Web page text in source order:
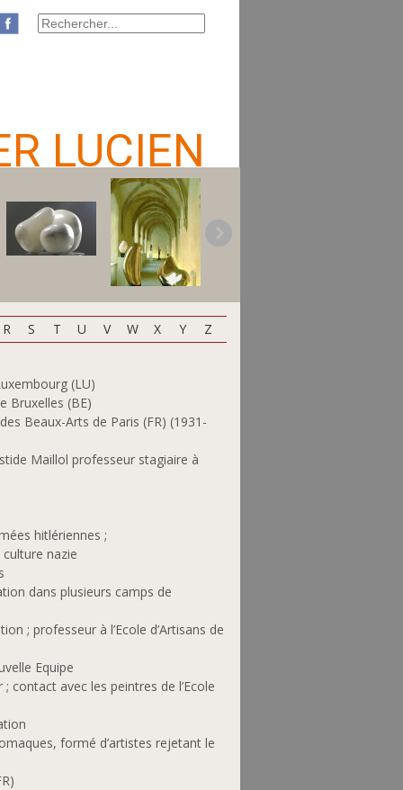
LUCIEN
R S T U V W X Y Z
(LU)
Bruxelles (BE)
Beaux-Arts de Paris (FR) (1931-
Maillol professeur stagiaire à
hitlériennes ;
culture nazie
dans plusieurs camps de
; professeur à l’Ecole d’Artisans de
Equipe
avec les peintres de l’Ecole
formé d’artistes rejetant le